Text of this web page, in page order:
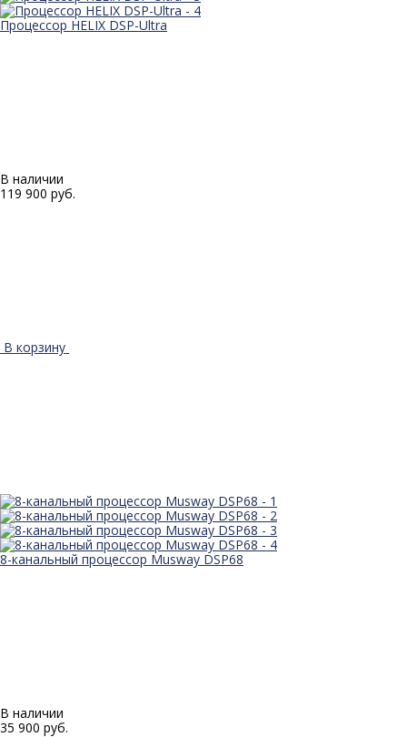
Процессор HELIX DSP-Ultra
В наличии
119 900 руб.
В корзину
8-канальный процессор Musway DSP68
В наличии
35 900 руб.